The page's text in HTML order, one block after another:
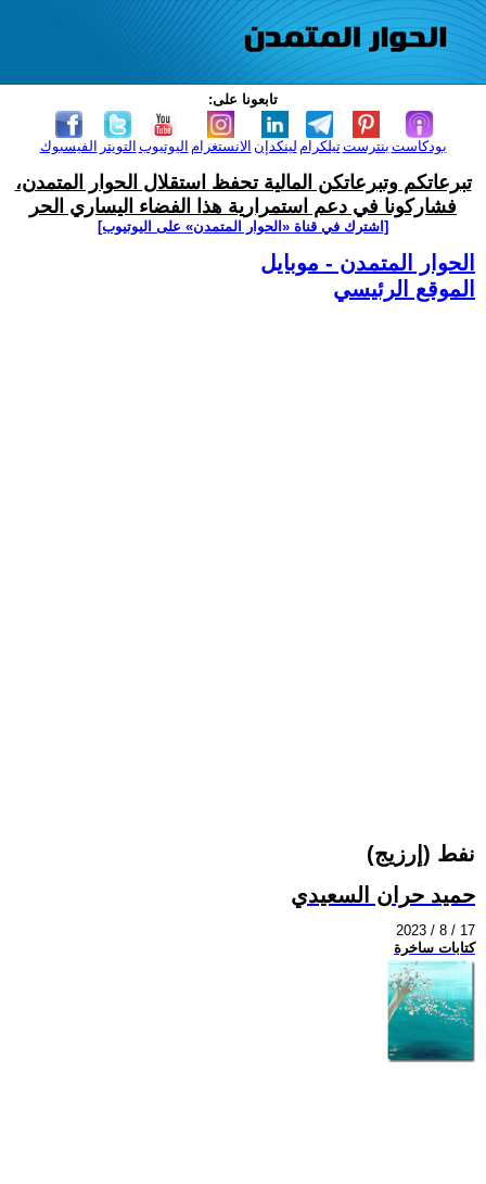
تابعونا على:
الفيسبوك التويتر اليوتيوب الانستغرام لينكدإن تيلكرامبنترست بودكاست
تبرعاتكم وتبرعاتكن المالية تحفظ استقلال الحوار المتمدن،
فشاركونا في دعم استمرارية هذا الفضاء اليساري الحر
[اشترك في قناة ‫«الحوار المتمدن» على اليوتيوب]
الحوار المتمدن - موبايل
الموقع الرئيسي
نفط (إرزيج)
حميد حران السعيدي
2023 / 8 / 17
كتابات ساخرة